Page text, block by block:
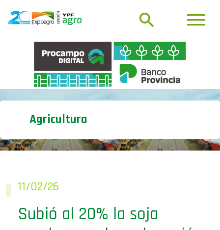
Agricultura
11/02/26
Subió al 20% la soja